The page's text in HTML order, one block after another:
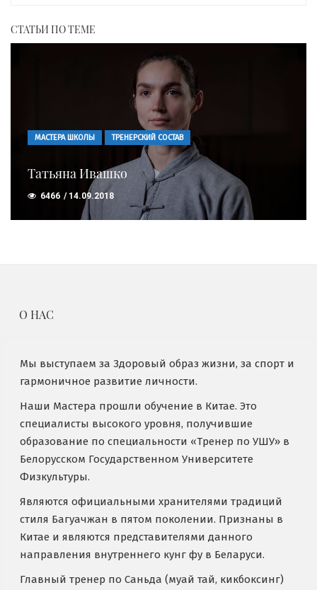
СТАТЬИ ПО ТЕМЕ
МАСТЕРА ШКОЛЫ ТРЕНЕРСКИЙ СОСТАВ
Татьяна Ивашко
6466 14.09.2018
О НАС
Мы выступаем за Здоровый образ жизни, за спорт и
гармоничное развитие личности.
Наши Мастера прошли обучение в Китае. Это
специалисты высокого уровня, получившие
образование по специальности «Тренер по УШУ» в
Белорусском Государственном Университете
Физкультуры.
Являются официальными хранителями традиций
стиля Багуачжан в пятом поколении. Признаны в
Китае и являются представителями данного
направления внутреннего кунг фу в Беларуси.
Главный тренер по Саньда (муай тай, кикбоксинг)